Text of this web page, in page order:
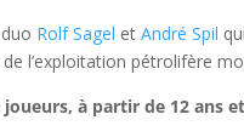
Rolf Sagel etAndré Spil
l’exploitation pétrolifère
à partir de 12 ans